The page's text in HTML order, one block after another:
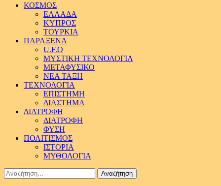
ΚΟΣΜΟΣ
ΕΛΛΑΔΑ
ΚΥΠΡΟΣ
ΤΟΥΡΚΙΑ
ΠΑΡΑΞΕΝΑ
U.F.O
ΜΥΣΤΙΚΗ ΤΕΧΝΟΛΟΓΙΑ
ΜΕΤΑΦΥΣΙΚΟ
ΝΕΑ ΤΑΞΗ
ΤΕΧΝΟΛΟΓΙΑ
ΕΠΙΣΤΗΜΗ
ΔΙΑΣΤΗΜΑ
ΔΙΑΤΡΟΦΗ
ΔΙΑΤΡΟΦΗ
ΦΥΣΗ
ΠΟΛΙΤΙΣΜΟΣ
ΙΣΤΟΡΙΑ
ΜΥΘΟΛΟΓΙΑ
Αναζήτηση
για: